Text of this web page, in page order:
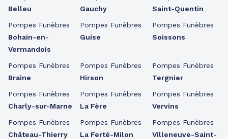
Belleu
Pompes Funèbres
Bohain-en-
Vermandois
Pompes Funèbres
Braine
Pompes Funèbres
Charly-sur-Marne
Pompes Funèbres
Château-Thierry
Gauchy
Pompes Funèbres
Guise
Pompes Funèbres
Hirson
Pompes Funèbres
La Fère
Pompes Funèbres
La Ferté-Milon
Saint-Quentin
Pompes Funèbres
Soissons
Pompes Funèbres
Tergnier
Pompes Funèbres
Vervins
Pompes Funèbres
Villeneuve-Saint-